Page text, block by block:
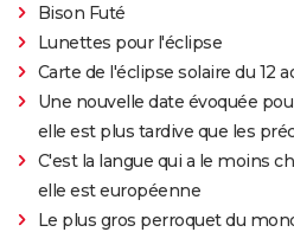
Bison Futé
Lunettes pour l'éclipse
Carte de l'éclipse solaire du 12
Une nouvelle date évoquée
elle est plus tardive que les
C'est la langue qui a le moins
elle est européenne
Le plus gros perroquet du